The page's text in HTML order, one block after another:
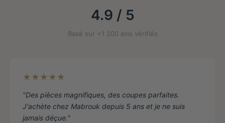
4.9 / 5
Basé sur +1 200 avis vérifiés
★★★★★
"Des pièces magnifiques, des coupes parfaites.
J'achète chez Mabrouk depuis 5 ans et je ne suis
jamais déçue."